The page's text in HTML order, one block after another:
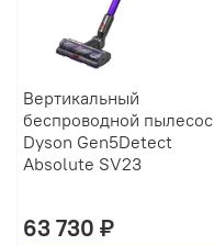
Вертикальный
беспроводной пылесос
Dyson Gen5Detect
Absolute SV23
63 730 ₽